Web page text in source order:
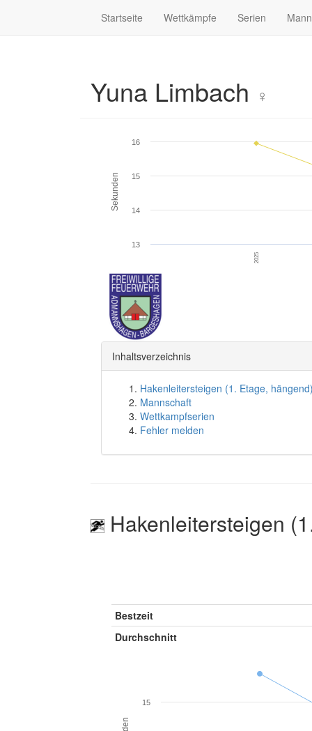
Startseite Wettkämpfe Serien
Yuna Limbach ♀
Sekunden
2025
13
14
15
16
Inhaltsverzeichnis
Hakenleitersteigen (1. Etage,
Mannschaft
Wettkampfserien
Fehler melden
Hakenleitersteigen
Bestzeit
Durchschnitt
15